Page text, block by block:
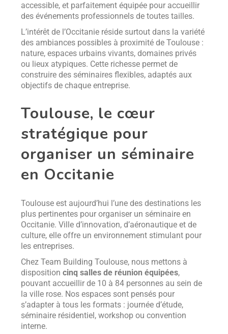
accessible, et parfaitement équipée pour accueillir
des événements professionnels de toutes tailles.
L’intérêt de l’Occitanie réside surtout dans la variété
des ambiances possibles à proximité de Toulouse :
nature, espaces urbains vivants, domaines privés
ou lieux atypiques. Cette richesse permet de
construire des séminaires flexibles, adaptés aux
objectifs de chaque entreprise.
Toulouse, le cœur
stratégique pour
organiser un séminaire
en Occitanie
Toulouse est aujourd’hui l’une des destinations les
plus pertinentes pour organiser un séminaire en
Occitanie. Ville d’innovation, d’aéronautique et de
culture, elle offre un environnement stimulant pour
les entreprises.
Chez Team Building Toulouse, nous mettons à
dispositioncinq salles de réunion équipées,
pouvant accueillir de 10 à 84 personnes au sein de
la ville rose. Nos espaces sont pensés pour
s’adapter à tous les formats : journée d’étude,
séminaire résidentiel, workshop ou convention
interne.